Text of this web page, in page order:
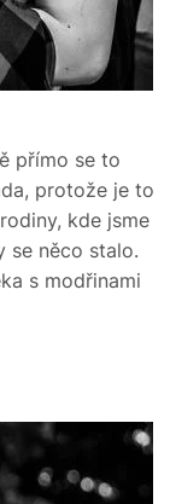
přímo se to
protože je to
kde jsme
se něco stalo.
s modřinami